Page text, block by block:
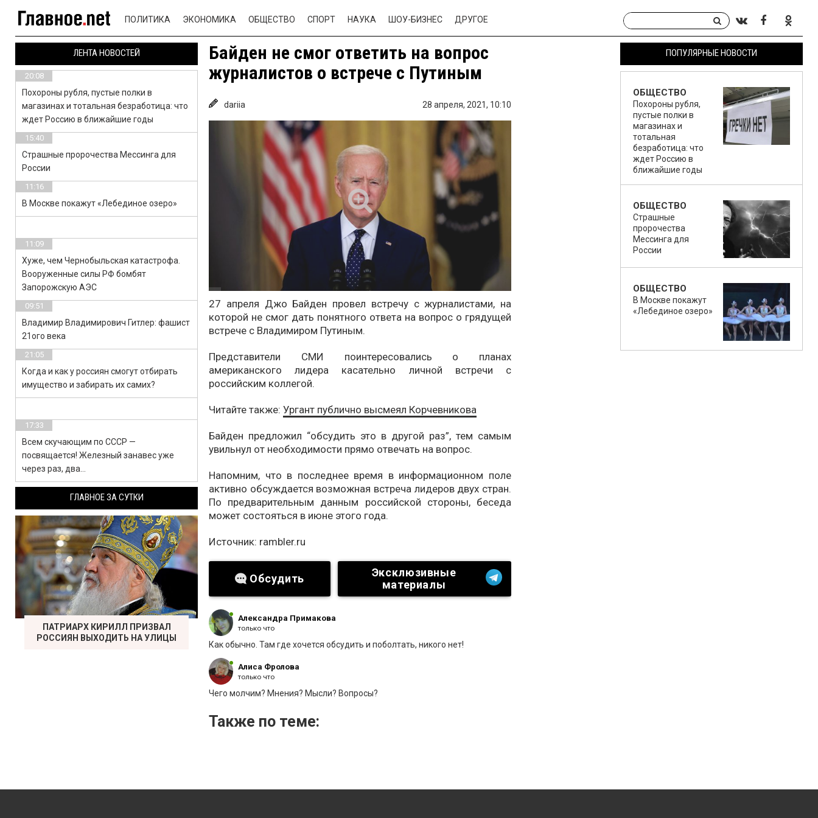
ПОЛИТИКА ЭКОНОМИКА ОБЩЕСТВО СПОРТ НАУКА ШОУ-БИЗНЕС ДРУГОЕ
Байден не смог ответить на вопрос
журналистов о встрече с Путиным
dariia 28 апреля, 2021, 10:10
27 апреля Джо Байден провел встречу с журналистами, на
которой не смог дать понятного ответа на вопрос о грядущей
встрече с Владимиром Путиным.
Представители СМИ поинтересовались о планах
американского лидера касательно личной встречи с
российским коллегой.
Читайте также: Ургант публично высмеял Корчевникова
Байден предложил “обсудить это в другой раз”, тем самым
увильнул от необходимости прямо отвечать на вопрос.
Напомним, что в последнее время в информационном поле
активно обсуждается возможная встреча лидеров двух стран.
По предварительным данным российской стороны, беседа
может состояться в июне этого года.
Источник: rambler.ru
Обсудить
Эксклюзивные
материалы
Алиса Фролова
только что
Чего молчим? Мнения? Мысли? Вопросы?
Александра Примакова
только что
Как обычно. Там где хочется обсудить и поболтать, никого нет!
Также по теме:
ПОПУЛЯРНЫЕ НОВОСТИ
ОБЩЕСТВО
Похороны рубля,
пустые полки в
магазинах и
тотальная
безработица: что
ждет Россию в
ближайшие годы
ОБЩЕСТВО
Страшные
пророчества
Мессинга для
России
ОБЩЕСТВО
В Москве покажут
«Лебединое озеро»
ЛЕНТА НОВОСТЕЙ
20:08
Похороны рубля, пустые полки в
магазинах и тотальная безработица: что
ждет Россию в ближайшие годы
15:40
Страшные пророчества Мессинга для
России
11:16
В Москве покажут «Лебединое озеро»
11:09
Хуже, чем Чернобыльская катастрофа.
Вооруженные силы РФ бомбят
Запорожскую АЭС
09:51
Владимир Владимирович Гитлер: фашист
21ого века
21:05
Когда и как у россиян смогут отбирать
имущество и забирать их самих?
17:33
Всем скучающим по СССР —
посвящается! Железный занавес уже
через раз, два…
ГЛАВНОЕ ЗА СУТКИ
ПАТРИАРХ КИРИЛЛ ПРИЗВАЛ
РОССИЯН ВЫХОДИТЬ НА УЛИЦЫ